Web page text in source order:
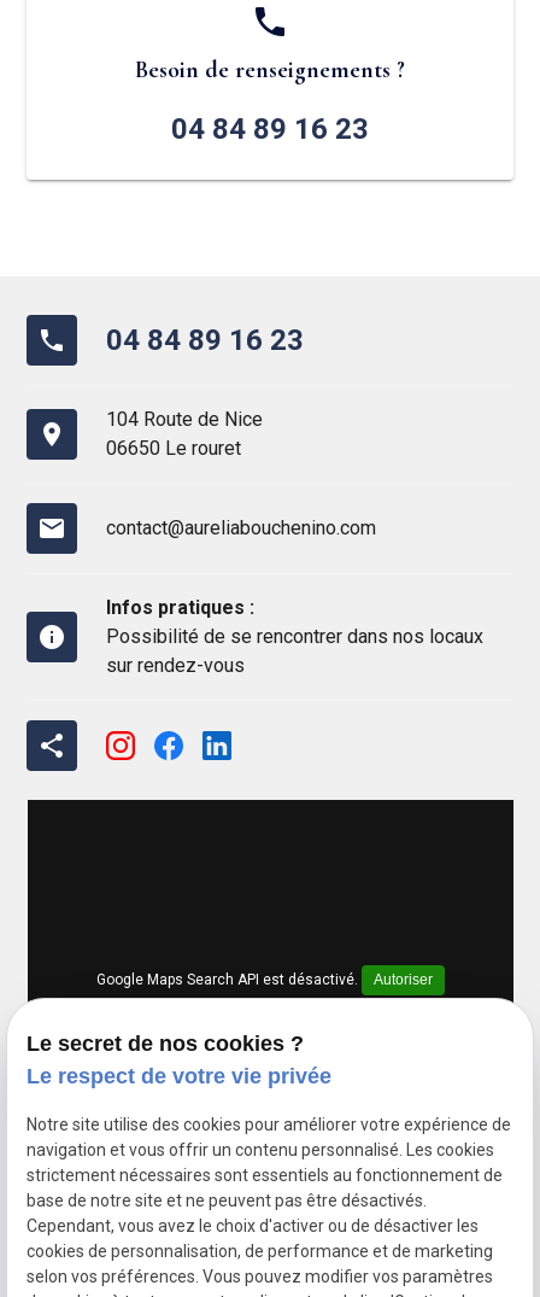
phone
Besoin de renseignements ?
04 84 89 16 23
phone 04 84 89 16 23
place
104 Route de Nice
06650 Le rouret
mail contact@aureliabouchenino.com
info
Infos pratiques :
Possibilité de se rencontrer dans nos locaux
sur rendez-vous
share
Google Maps Search API est désactivé. Autoriser
Le secret de nos cookies ?
Le respect de votre vie privée
Notre site utilise des cookies pour améliorer votre expérience de
navigation et vous offrir un contenu personnalisé. Les cookies
strictement nécessaires sont essentiels au fonctionnement de
base de notre site et ne peuvent pas être désactivés.
Cependant, vous avez le choix d'activer ou de désactiver les
cookies de personnalisation, de performance et de marketing
selon vos préférences. Vous pouvez modifier vos paramètres